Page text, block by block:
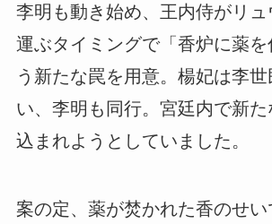
李明も動き始め、王内侍がリ
運ぶタイミングで「香炉に薬
う新たな罠を用意。楊妃は李
い、李明も同行。宮廷内で新た
込まれようとしていました。
案の定、薬が焚かれた香のせ